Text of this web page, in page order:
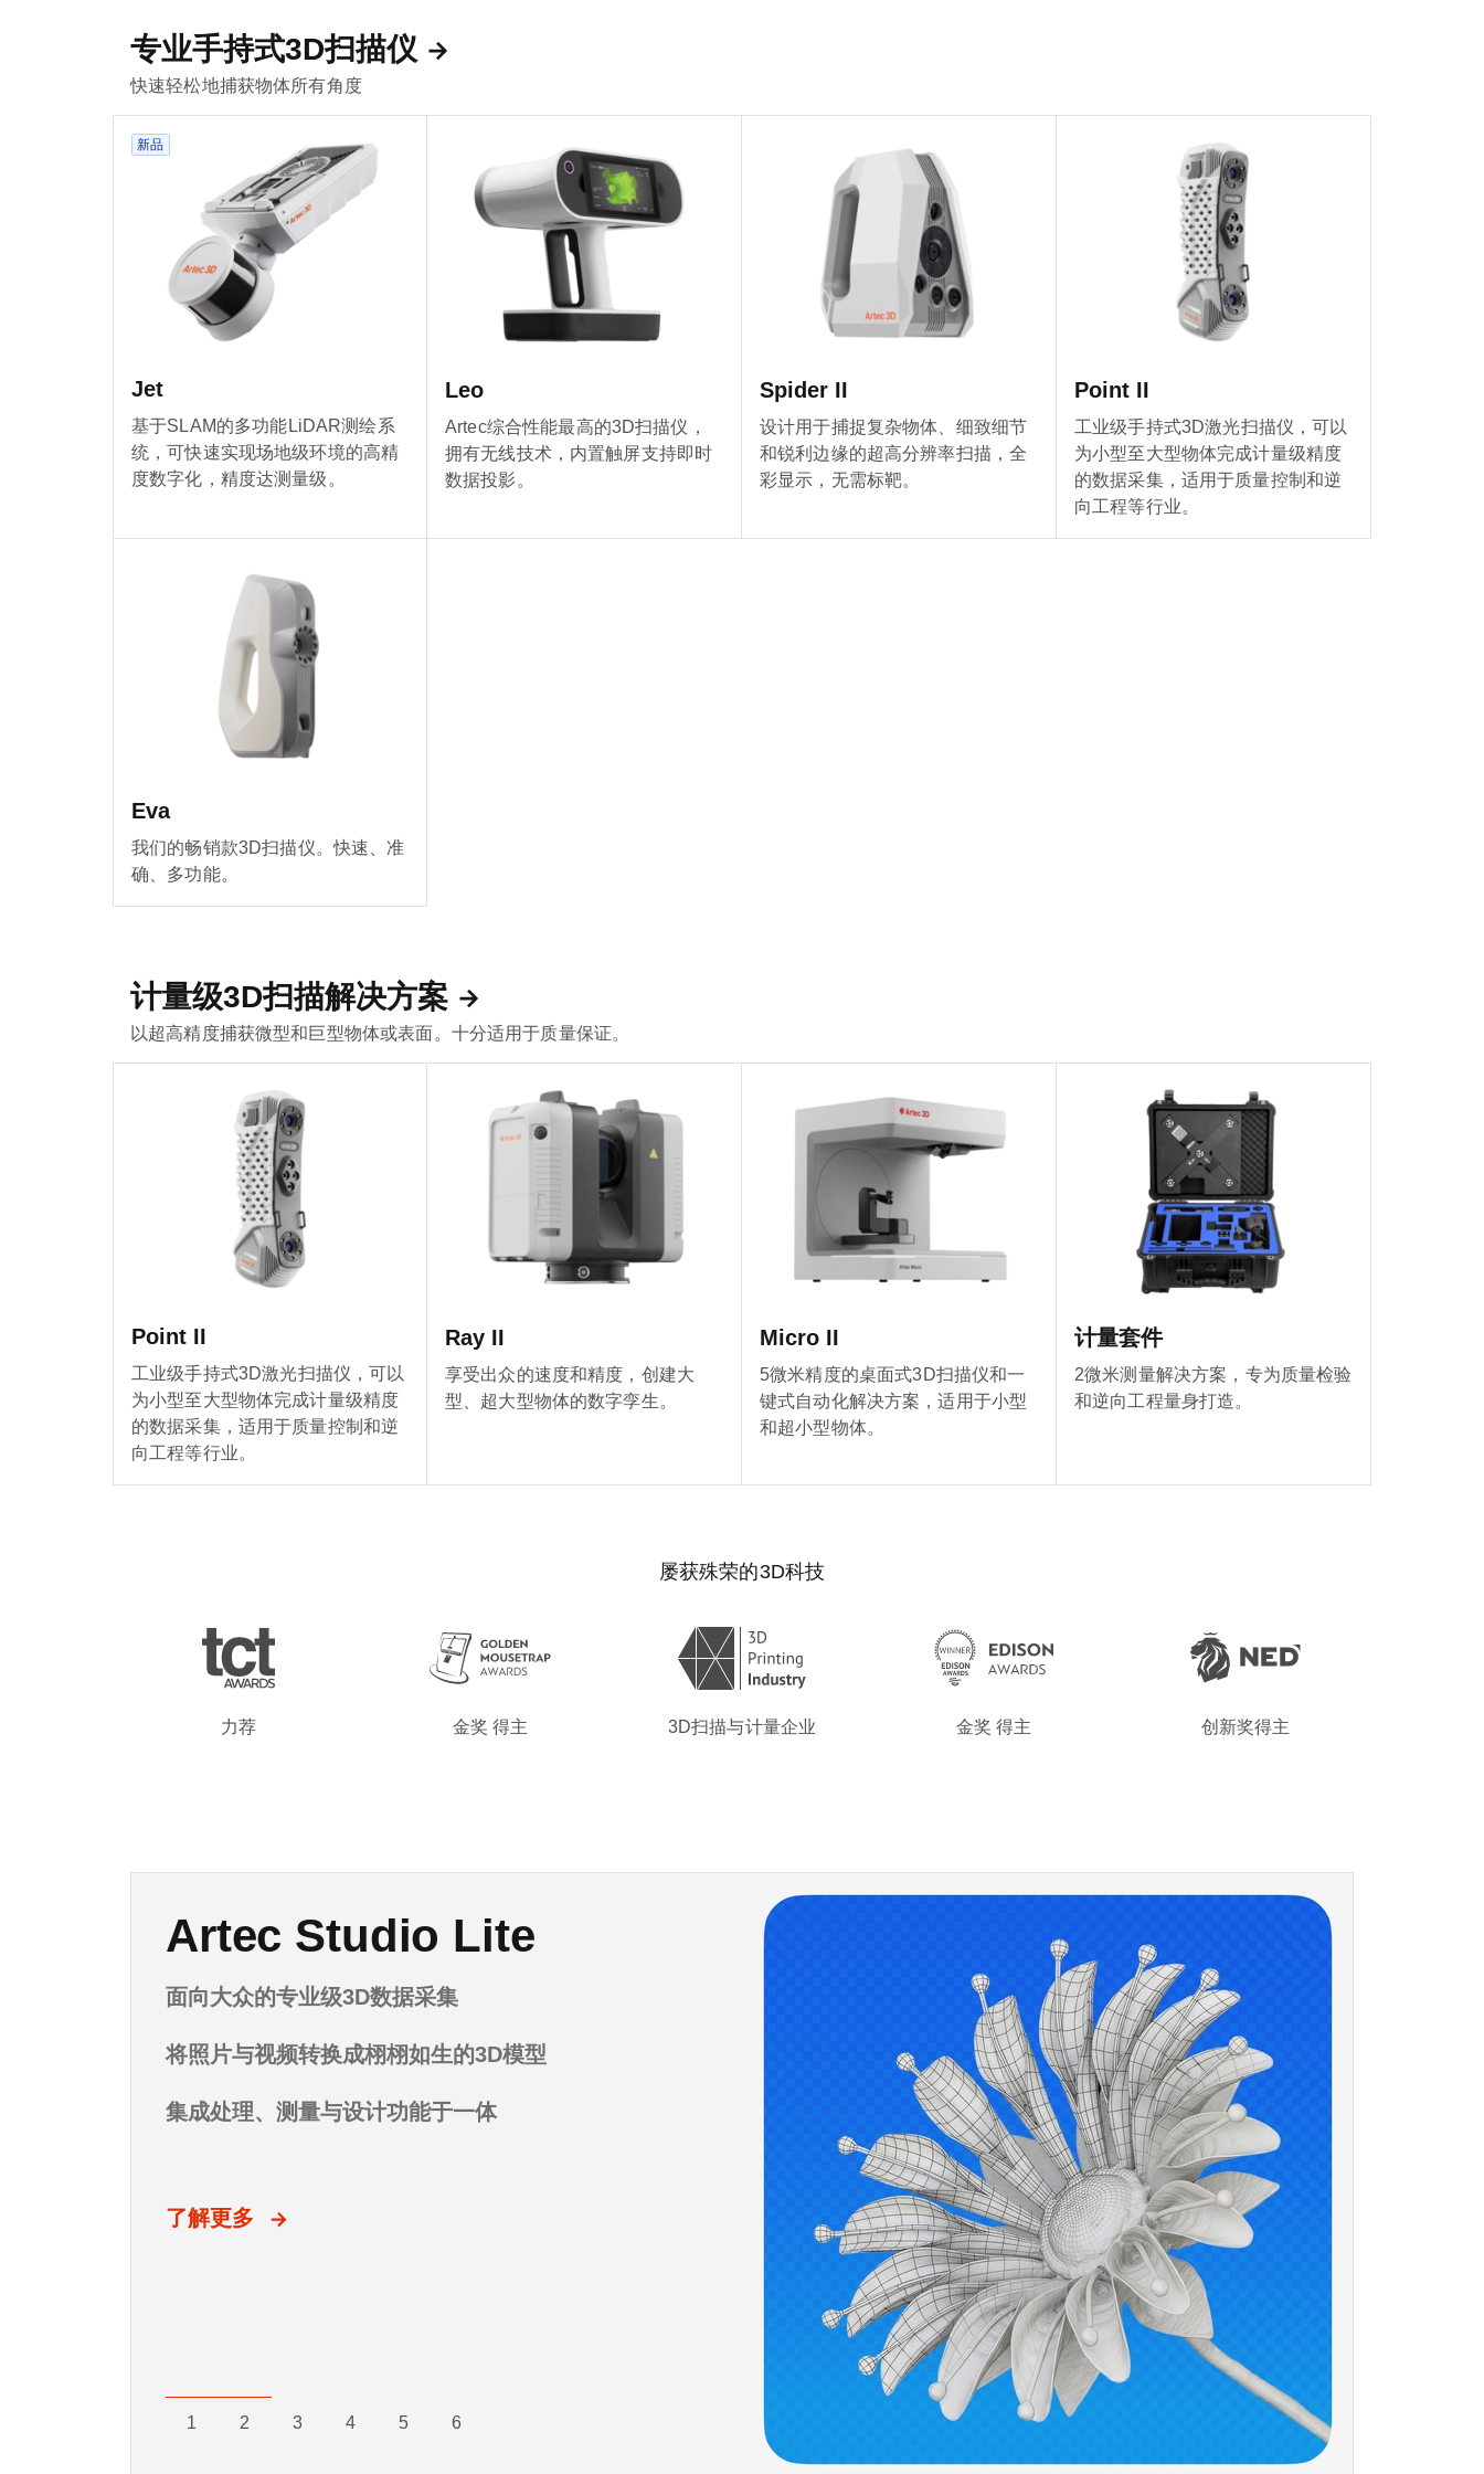
专业手持式3D扫描仪
快速轻松地捕获物体所有角度
新品
Jet
基于SLAM的多功能LiDAR测绘系
统，可快速实现场地级环境的高精
度数字化，精度达测量级。
Leo
Artec综合性能最高的3D扫描仪，
拥有无线技术，内置触屏支持即时
数据投影。
Spider II
设计用于捕捉复杂物体、细致细节
和锐利边缘的超高分辨率扫描，全
彩显示，无需标靶。
Point II
工业级手持式3D激光扫描仪，可以
为小型至大型物体完成计量级精度
的数据采集，适用于质量控制和逆
向工程等行业。
Eva
我们的畅销款3D扫描仪。快速、准
确、多功能。
计量级3D扫描解决方案
以超高精度捕获微型和巨型物体或表面。十分适用于质量保证。
Point II
工业级手持式3D激光扫描仪，可以
为小型至大型物体完成计量级精度
的数据采集，适用于质量控制和逆
向工程等行业。
Ray II
享受出众的速度和精度，创建大
型、超大型物体的数字孪生。
Micro II
5微米精度的桌面式3D扫描仪和一
键式自动化解决方案，适用于小型
和超小型物体。
计量套件
2微米测量解决方案，专为质量检验
和逆向工程量身打造。
屡获殊荣的3D科技
力荐 金奖 得主 3D扫描与计量企业 金奖 得主 创新奖得主
新品登场：Artec Jet
基于SLAM的高速LiDAR扫描仪
场地级3D测绘
适用于多种环境
Artec Studio Lite
面向大众的专业级3D数据采集
将照片与视频转换成栩栩如生的3D模型
集成处理、测量与设计功能于一体
了解更多
Artec Studio 20
一体化软件解决方案
从采集、编辑到分析数据，生成逼真3D模型
自动化工作流程、进阶版AI摄影测量技术
了解更多
Artec Spider II全新登场
超高分辨率。细节惊人。无需标记点。
了解更多
Artec Point II全新登场
计量级精度尽在掌握
了解更多
奥巴马总统3D模型
Artec Eva为美国总统奥巴马制作了第一款3D总统人
1 2 3 4 5 6